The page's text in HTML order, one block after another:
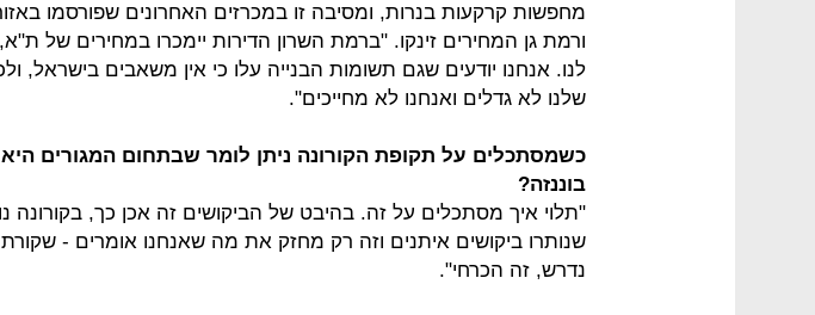
מחפשות קרקעות בנרות, ומסיבה זו במכרזים האחרונים שפורסמו
ורמת גן המחירים זינקו. "ברמת השרון הדירות יימכרו במחירים של
לנו. אנחנו יודעים שגם תשומות הבנייה עלו כי אין משאבים בישראל,
שלנו לא גדלים ואנחנו לא מחייכים".
כשמסתכלים על תקופת הקורונה ניתן לומר שבתחום המגורים היא
בוננזה?
"תלוי איך מסתכלים על זה. בהיבט של הביקושים זה אכן כך, בקורונה
שנותרו ביקושים איתנים וזה רק מחזק את מה שאנחנו אומרים -
נדרש, זה הכרחי".